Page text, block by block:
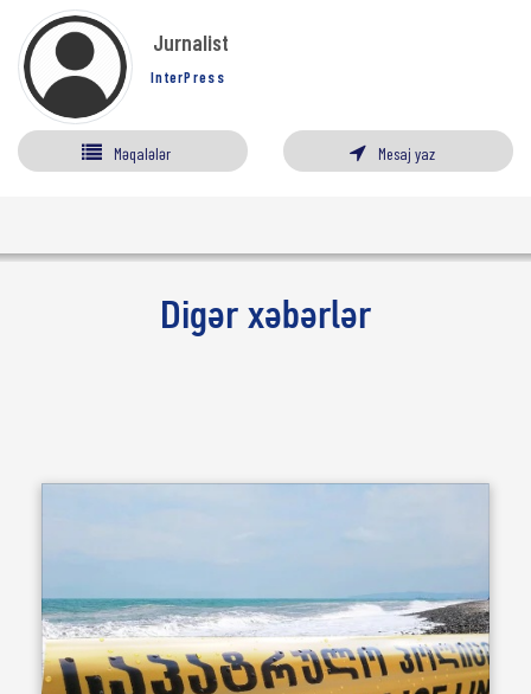
Jurnalist
InterPress
Məqalələr Mesaj yaz
Digər xəbərlər